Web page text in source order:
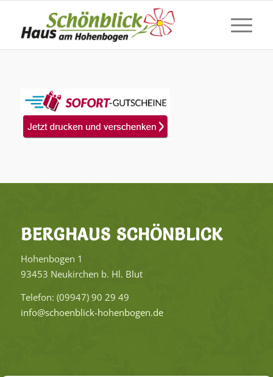
BERG­HAUS SCHÖN­BLICK
Ho­hen­bo­gen 1
93453 Neu­kir­chen b. Hl. Blut
Te­le­fon: (09947) 90 29 49
info@​schoenblick-​hohenbogen.​de